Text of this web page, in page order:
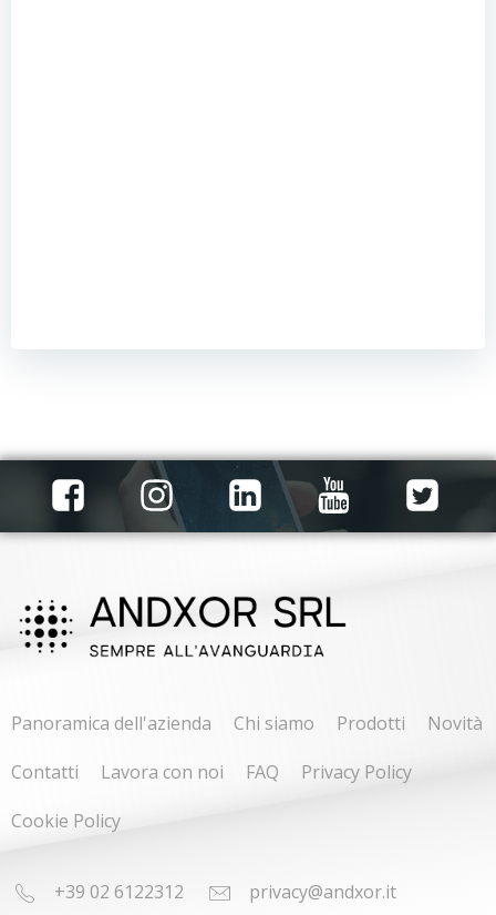
Panoramica dell'azienda Chi siamo Prodotti
Novità
Contatti
Lavora con noi FAQ
Privacy Policy
Cookie Policy
+39 02 6122312 privacy@andxor.it